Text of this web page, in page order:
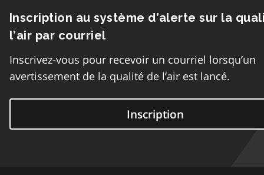
Inscription au système d’alerte sur la
l’air par courriel
Inscrivez-vous pour recevoir un courriel lorsqu’un
avertissement de la qualité de l’air est lancé.
Inscription